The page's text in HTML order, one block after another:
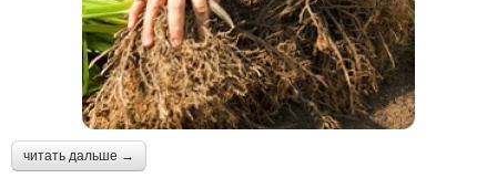
читать дальше →